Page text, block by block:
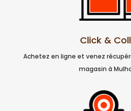
Click &
Achetez en ligne et venez
magasin à